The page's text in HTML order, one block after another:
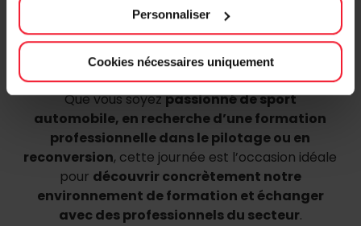
Personnaliser
Cookies nécessaires uniquement
Un moment privilégié pour préparer
votre futur
Que vous soyezpassionné de sport
automobile, en recherche d’une formation
professionnelle dans le pilotage ou en
reconversion, cette journée est l’occasion idéale
pour découvrir concrètement notre
environnement de formation et échanger
avec des professionnels du secteur.